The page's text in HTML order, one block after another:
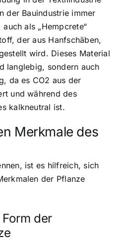
der Bauindustrie immer
als „Hempcrete“
der aus Hanfschäben,
wird. Dieses Material
langlebig, sondern auch
da es CO2 aus der
und während des
kalkneutral ist.
Merkmale des
ist es hilfreich, sich
der Pflanze
der